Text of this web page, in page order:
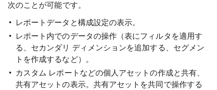
次のことが可能です。
レポートデータと構成設定の表示。
レポート内でのデータの操作（表にフィルタを適用す
る、セカンダリ ディメンションを追加する、セグメン
トを作成するなど）。
カスタム レポートなどの個人アセットの作成と共有、
共有アセットの表示。共有アセットを共同で操作する